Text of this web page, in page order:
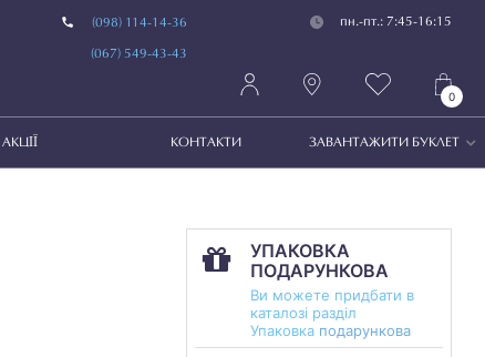
(098) 114-14-36
(067) 549-43-43
пн.-пт.: 7:45-16:15
0
АКЦІЇ КОНТАКТИ ЗАВАНТАЖИТИ БУКЛЕТ
УПАКОВКА
ПОДАРУНКОВА
Ви можете придбати в
каталозі разділ
Упаковка подарункова